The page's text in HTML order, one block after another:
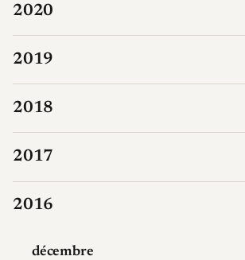
2020
2019
2018
2017
2016
décembre